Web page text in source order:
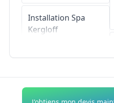
Installation Spa
Kergloff
Installation Spa